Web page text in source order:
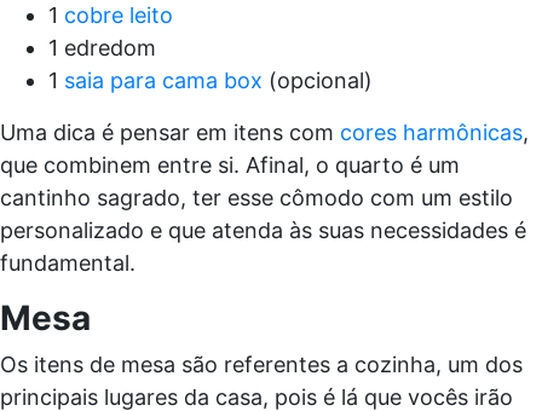
1 cobre leito
1 edredom
1 saia para cama box (opcional)
Uma dica é pensar em itens com cores harmônicas,
que combinem entre si. Afinal, o quarto é um
cantinho sagrado, ter esse cômodo com um estilo
personalizado e que atenda às suas necessidades é
fundamental.
Mesa
Os itens de mesa são referentes a cozinha, um dos
principais lugares da casa, pois é lá que vocês irão